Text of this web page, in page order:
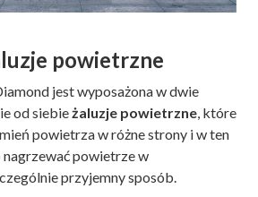
powietrzne
jest wyposażona w dwie
od siebieżaluzje powietrzne, które
powietrza w różne strony i w ten
nagrzewać powietrze w
przyjemny sposób.